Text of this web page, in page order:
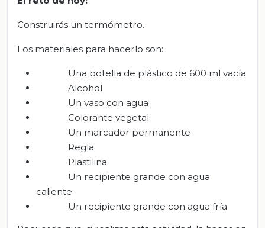
Construirás un termómetro.
Los materiales para hacerlo son:
Una botella de plástico de 600 ml vacía
Alcohol
Un vaso con agua
Colorante vegetal
Un marcador permanente
Regla
Plastilina
Un recipiente grande con agua
caliente
Un recipiente grande con agua fría